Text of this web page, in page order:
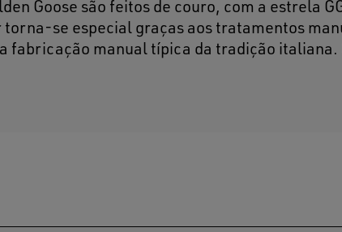
Goose são feitos de couro, com a estrela
se especial graças aos tratamentos
fabricação manual típica da tradição italiana.